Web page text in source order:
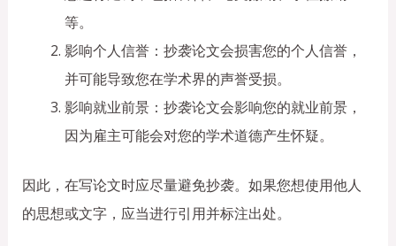
等。
影响个人信誉：抄袭论文会损害您的个人信誉，
并可能导致您在学术界的声誉受损。
影响就业前景：抄袭论文会影响您的就业前景，
因为雇主可能会对您的学术道德产生怀疑。
因此，在写论文时应尽量避免抄袭。如果您想使用他人
的思想或文字，应当进行引用并标注出处。